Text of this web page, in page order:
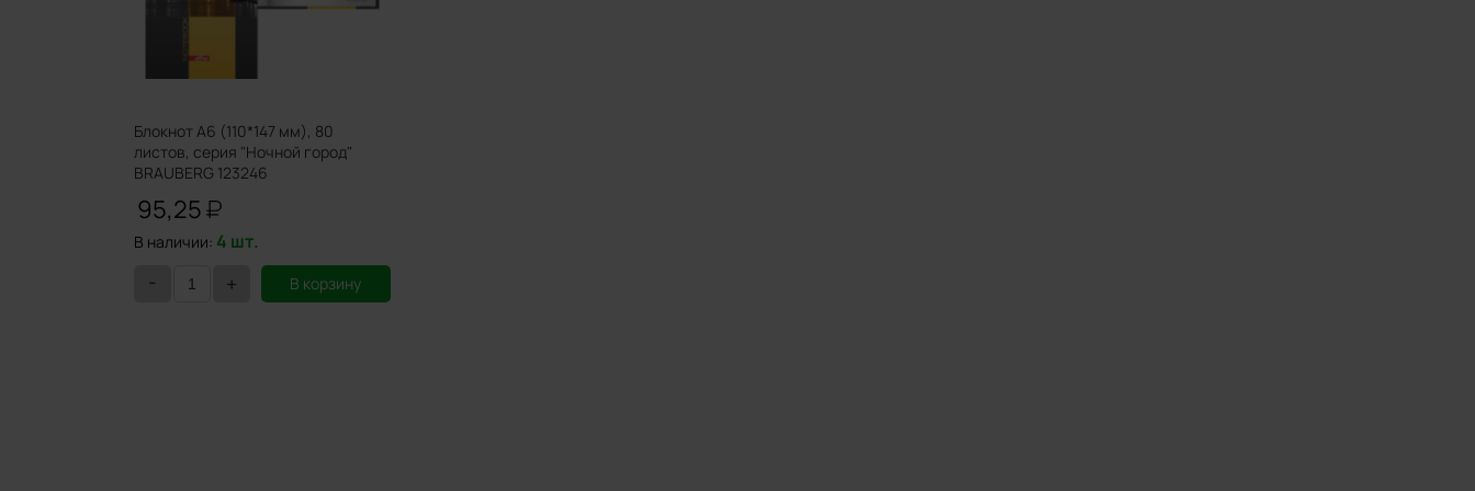
Блокнот А6 (110*147 мм), 80
листов, серия "Ночной город"
BRAUBERG 123246
95,25
В наличии: 4 шт.
- + В корзину